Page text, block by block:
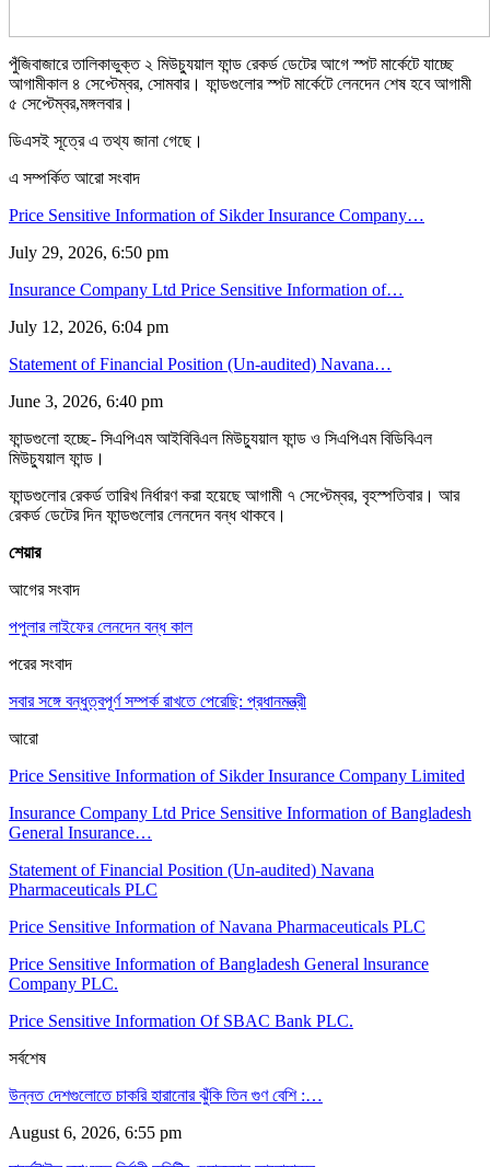
পুঁজিবাজারে তালিকাভুক্ত ২ মিউচ্যুয়াল ফান্ড রেকর্ড ডেটের আগে স্পট মার্কেটে যাচ্ছে
আগামীকাল ৪ সেপ্টেম্বর, সোমবার। ফান্ডগুলোর স্পট মার্কেটে লেনদেন শেষ হবে আগামী
৫ সেপ্টেম্বর,মঙ্গলবার।
ডিএসই সূত্রে এ তথ্য জানা গেছে।
এ সম্পর্কিত আরো সংবাদ
Price Sensitive Information of Sikder Insurance Company…
July 29, 2026, 6:50 pm
Insurance Company Ltd Price Sensitive Information of…
July 12, 2026, 6:04 pm
Statement of Financial Position (Un-audited) Navana…
June 3, 2026, 6:40 pm
ফান্ডগুলো হচ্ছে- সিএপিএম আইবিবিএল মিউচ্যুয়াল ফান্ড ও সিএপিএম বিডিবিএল
মিউচ্যুয়াল ফান্ড।
ফান্ডগুলোর রেকর্ড তারিখ নির্ধারণ করা হয়েছে আগামী ৭ সেপ্টেম্বর, বৃহস্পতিবার। আর
রেকর্ড ডেটের দিন ফান্ডগুলোর লেনদেন বন্ধ থাকবে।
শেয়ার
আগের সংবাদ
পপুলার লাইফের লেনদেন বন্ধ কাল
পরের সংবাদ
সবার সঙ্গে বন্ধুত্বপূর্ণ সম্পর্ক রাখতে পেরেছি: প্রধানমন্ত্রী
আরো
Price Sensitive Information of Sikder Insurance Company Limited
Insurance Company Ltd Price Sensitive Information of Bangladesh
General Insurance…
Statement of Financial Position (Un-audited) Navana
Pharmaceuticals PLC
Price Sensitive Information of Navana Pharmaceuticals PLC
Price Sensitive Information of Bangladesh General lnsurance
Company PLC.
Price Sensitive Information Of SBAC Bank PLC.
সর্বশেষ
উন্নত দেশগুলোতে চাকরি হারানোর ঝুঁকি তিন গুণ বেশি :…
August 6, 2026, 6:55 pm